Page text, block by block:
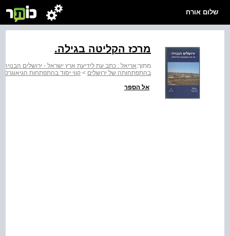
שלום אורח
מרכז הקליטה בגילה.
מתוך:אריאל : כתב עת לידיעת ארץ ישראל - ירושלים הבנויה
בהתפתחותה של ירושלים > קווי יסוד בהתפתחות הגיאוגרפית של
אל הספר